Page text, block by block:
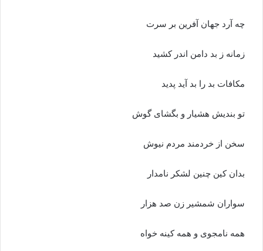
چه آرد جهان آفرین بر سرت‏
زمانه ز بد دامن اندر کشید
مکافات بد را بد آید پدید
تو بندیش هشیار و بگشاى گوش
سخن از خردمند مردم نیوش‏
بدان کین چنین لشکر نامدار
سواران شمشیر زن صد هزار
همه نامجوى و همه کینه خواه